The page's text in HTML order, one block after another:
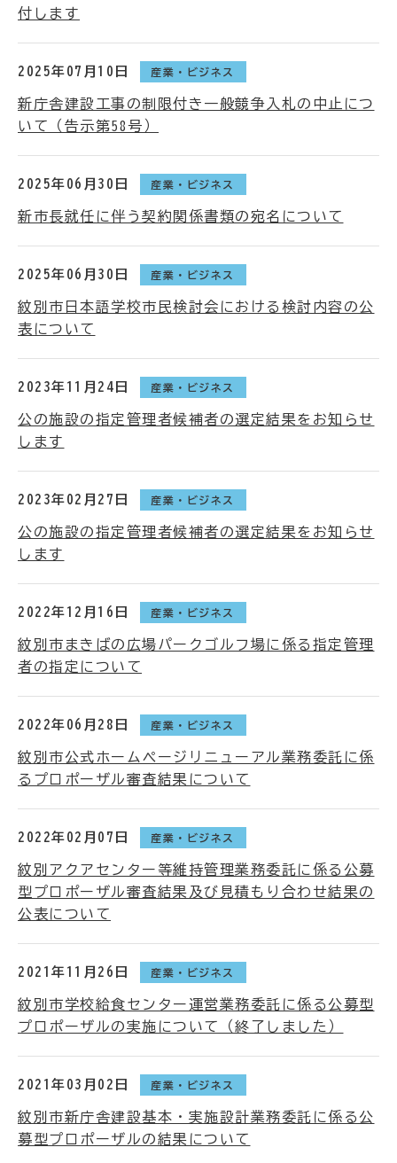
付します
2025年07月10日 産業・ビジネス
新庁舎建設工事の制限付き一般競争入札の中止につ
いて（告示第58号）
2025年06月30日 産業・ビジネス
新市長就任に伴う契約関係書類の宛名について
2025年06月30日 産業・ビジネス
紋別市日本語学校市民検討会における検討内容の公
表について
2023年11月24日 産業・ビジネス
公の施設の指定管理者候補者の選定結果をお知らせ
します
2023年02月27日 産業・ビジネス
公の施設の指定管理者候補者の選定結果をお知らせ
します
2022年12月16日 産業・ビジネス
紋別市まきばの広場パークゴルフ場に係る指定管理
者の指定について
2022年06月28日 産業・ビジネス
紋別市公式ホームページリニューアル業務委託に係
るプロポーザル審査結果について
2022年02月07日 産業・ビジネス
紋別アクアセンター等維持管理業務委託に係る公募
型プロポーザル審査結果及び見積もり合わせ結果の
公表について
2021年11月26日 産業・ビジネス
紋別市学校給食センター運営業務委託に係る公募型
プロポーザルの実施について（終了しました）
2021年03月02日 産業・ビジネス
紋別市新庁舎建設基本・実施設計業務委託に係る公
募型プロポーザルの結果について